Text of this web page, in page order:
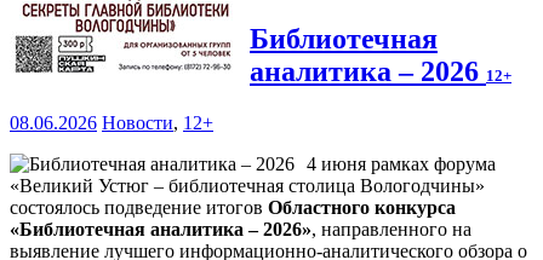
Библиотечная
аналитика – 2026 12+
08.06.2026 Новости, 12+
4 июня рамках форума
«Великий Устюг – библиотечная столица Вологодчины»
состоялось подведение итогов Областного конкурса
«Библиотечная аналитика – 2026», направленного на
выявление лучшего информационно-аналитического обзора о